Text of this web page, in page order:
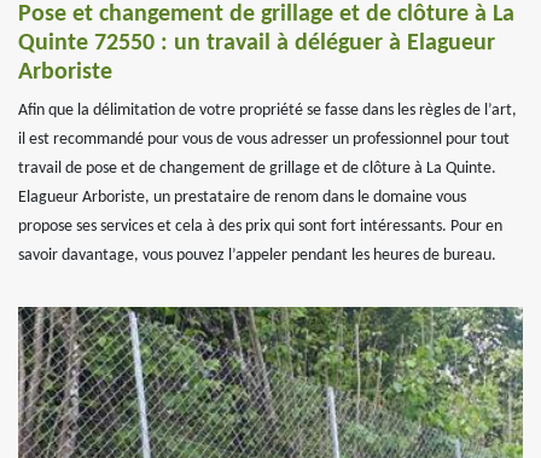
Pose et changement de grillage et de clôture à La
Quinte 72550 : un travail à déléguer à Elagueur
Arboriste
Afin que la délimitation de votre propriété se fasse dans les règles de l’art,
il est recommandé pour vous de vous adresser un professionnel pour tout
travail de pose et de changement de grillage et de clôture à La Quinte.
Elagueur Arboriste, un prestataire de renom dans le domaine vous
propose ses services et cela à des prix qui sont fort intéressants. Pour en
savoir davantage, vous pouvez l’appeler pendant les heures de bureau.